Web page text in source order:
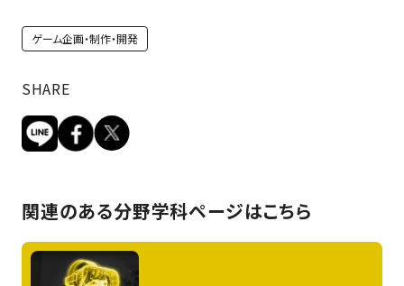
ゲーム企画・制作・開発
SHARE
関連のある分野学科ページはこちら